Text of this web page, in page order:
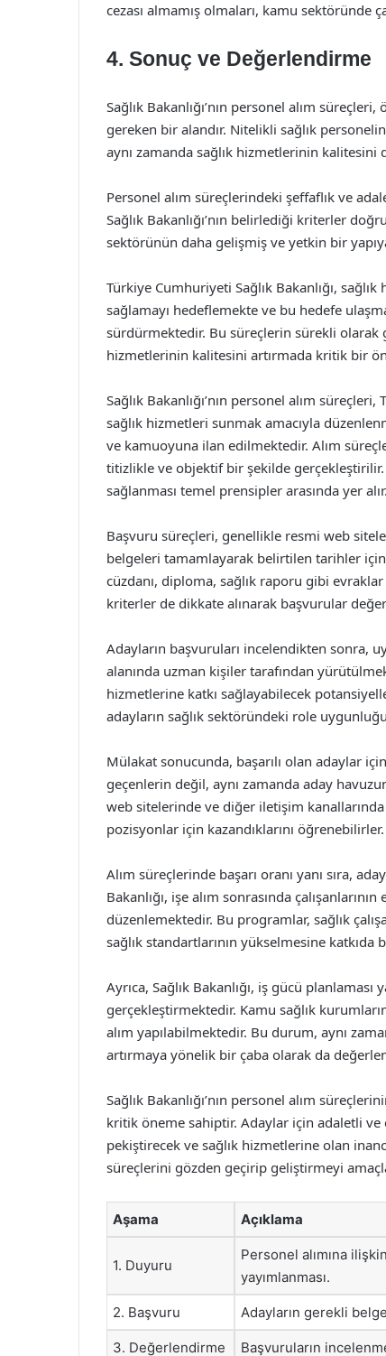
cezası almamış olmaları, kamu sektöründe
4. Sonuç ve Değerlendirme
Sağlık Bakanlığı’nın personel alım
gereken bir alandır. Nitelikli sağlık
aynı zamanda sağlık hizmetlerinin kalitesini
Personel alım süreçlerindeki şeffaflık ve
Sağlık Bakanlığı’nın belirlediği kriterler
sektörünün daha gelişmiş ve yetkin bir
Türkiye Cumhuriyeti Sağlık Bakanlığı,
sağlamayı hedeflemekte ve bu hedefe
sürdürmektedir. Bu süreçlerin sürekli olarak
hizmetlerinin kalitesini artırmada kritik bir
Sağlık Bakanlığı’nın personel alım
sağlık hizmetleri sunmak amacıyla
ve kamuoyuna ilan edilmektedir. Alım
titizlikle ve objektif bir şekilde gerçekleştirilir.
sağlanması temel prensipler arasında yer alır.
Başvuru süreçleri, genellikle resmi web
belgeleri tamamlayarak belirtilen tarihler
cüzdanı, diploma, sağlık raporu gibi
kriterler de dikkate alınarak başvurular
Adayların başvuruları incelendikten sonra,
alanında uzman kişiler tarafından
hizmetlerine katkı sağlayabilecek
adayların sağlık sektöründeki role
Mülakat sonucunda, başarılı olan adaylar
geçenlerin değil, aynı zamanda aday
web sitelerinde ve diğer iletişim
pozisyonlar için kazandıklarını öğrenebilirler.
Alım süreçlerinde başarı oranı yanı sıra,
Bakanlığı, işe alım sonrasında
düzenlemektedir. Bu programlar, sağlık
sağlık standartlarının yükselmesine katkıda
Ayrıca, Sağlık Bakanlığı, iş gücü
gerçekleştirmektedir. Kamu sağlık
alım yapılabilmektedir. Bu durum, aynı
artırmaya yönelik bir çaba olarak da
Sağlık Bakanlığı’nın personel alım
kritik öneme sahiptir. Adaylar için adaletli
pekiştirecek ve sağlık hizmetlerine olan
süreçlerini gözden geçirip geliştirmeyi
Aşama Açıklama
1. Duyuru
Personel alımına
yayımlanması.
2. Başvuru Adayların gerekli
3. Değerlendirme Başvuruların